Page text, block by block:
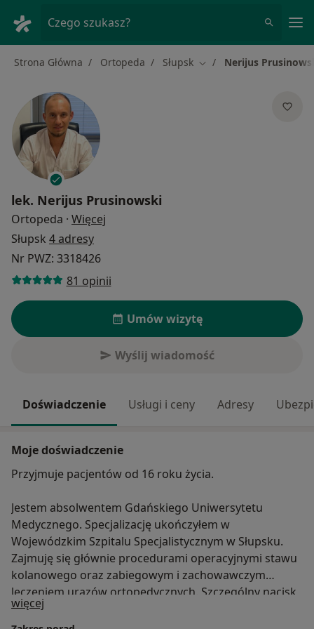
Czego szukasz?
Strona Główna Ortopeda Słupsk Zmień miasto
Nerijus
lek. Nerijus Prusinowski
Ortopeda · Więcej
Słupsk 4 adresy
Nr PWZ: 3318426
81 opinii
Umów wizytę
Wyślij wiadomość
Doświadczenie Usługi i ceny Adresy
Moje doświadczenie
Przyjmuje pacjentów od 16 roku życia.
Jestem absolwentem Gdańskiego Uniwersytetu
Medycznego. Specjalizację ukończyłem w
Wojewódzkim Szpitalu Specjalistycznym w Słupsku.
Zajmuję się głównie procedurami operacyjnymi stawu
kolanowego oraz zabiegowym i zachowawczym
leczeniem urazów ortopedycznych. Szczególny nacisk
kładę na rozwój umiejętności w zakresie chirurgii
artroskopowej oraz mającej na celu leczenie ratujące
więcej